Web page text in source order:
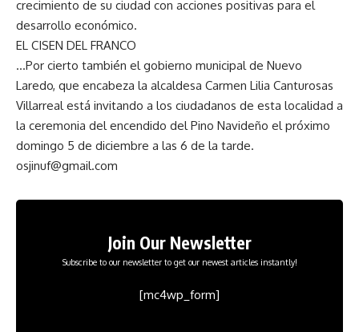
crecimiento de su ciudad con acciones positivas para el
desarrollo económico.
EL CISEN DEL FRANCO
…Por cierto también el gobierno municipal de Nuevo
Laredo, que encabeza la alcaldesa Carmen Lilia Canturosas
Villarreal está invitando a los ciudadanos de esta localidad a
la ceremonia del encendido del Pino Navideño el próximo
domingo 5 de diciembre a las 6 de la tarde.
osjinuf@gmail.com
Join Our Newsletter
Subscribe to our newsletter to get our newest articles instantly!
[mc4wp_form]